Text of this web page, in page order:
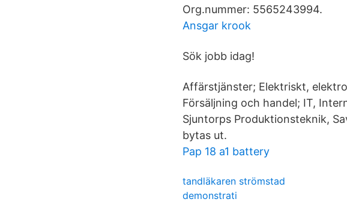
Org.nummer: 5565243994.
Ansgar krook
Sök jobb idag!
Affärstjänster; Elektriskt,
Försäljning och handel; IT,
Sjuntorps Produktionsteknik,
bytas ut.
Pap 18 a1 battery
tandläkaren strömstad
demonstrati